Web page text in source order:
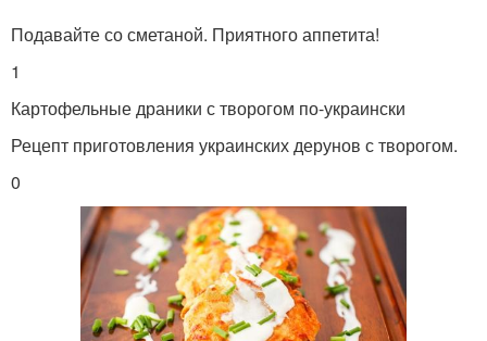
Подавайте со сметаной. Приятного аппетита!
1
Картофельные драники с творогом по-украински
Рецепт приготовления украинских дерунов с творогом.
0